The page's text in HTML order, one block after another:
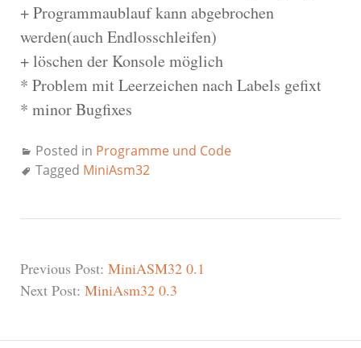
+ Programmaublauf kann abgebrochen
werden(auch Endlosschleifen)
+ löschen der Konsole möglich
* Problem mit Leerzeichen nach Labels gefixt
* minor Bugfixes
Posted in Programme und Code
Tagged MiniAsm32
Previous Post: MiniASM32 0.1
Next Post: MiniAsm32 0.3